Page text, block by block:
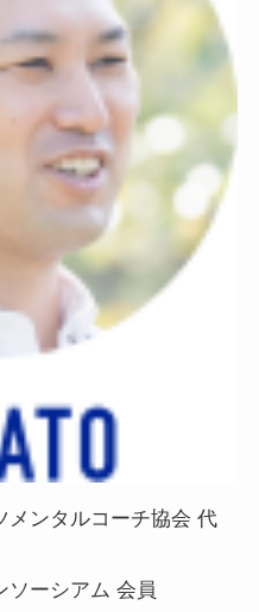
メンタルコーチ協会 代
ソーシアム 会員